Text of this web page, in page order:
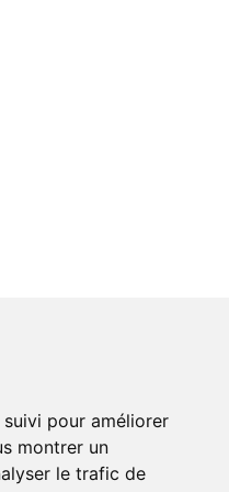
pour améliorer
montrer un
le trafic de